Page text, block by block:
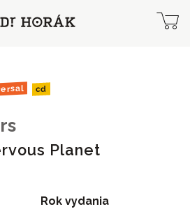
cd
Planet
Rok vydania